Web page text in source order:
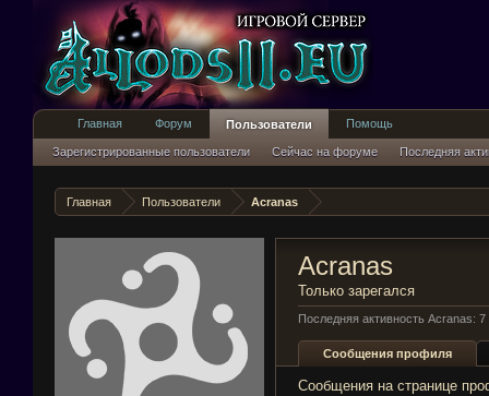
Главная Пользователи Acranas
Acranas
Только зарегался
Последняя активность Acranas: 7
Сообщения профиля
Сообщения на странице
Главная Форум Пользователи
Зарегистрированные пользователи Сейчас на форуме Последняя
Помощь